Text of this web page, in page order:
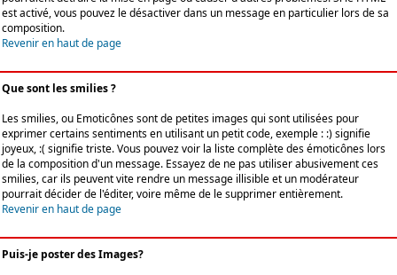
est activé, vous pouvez le désactiver dans un message en particulier lors de sa
composition.
Revenir en haut de page
Que sont les smilies ?
Les smilies, ou Emoticônes sont de petites images qui sont utilisées pour
exprimer certains sentiments en utilisant un petit code, exemple : :) signifie
joyeux, :( signifie triste. Vous pouvez voir la liste complète des émoticônes lors
de la composition d'un message. Essayez de ne pas utiliser abusivement ces
smilies, car ils peuvent vite rendre un message illisible et un modérateur
pourrait décider de l'éditer, voire même de le supprimer entièrement.
Revenir en haut de page
Puis-je poster des Images?